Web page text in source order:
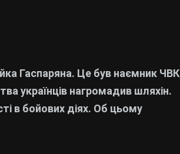
Гаспаряна. Це був наємник ЧВК
українців нагромадив шляхін.
в бойових діях. Об цьому